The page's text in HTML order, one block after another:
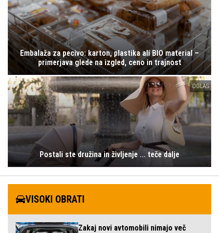
Embalaža za pecivo: karton, plastika ali BIO material –
primerjava glede na izgled, ceno in trajnost
OGLAS
Postali ste družina in življenje ... teče dalje
VISOKI OBRATI
Zakaj novi avtomobili nimajo več